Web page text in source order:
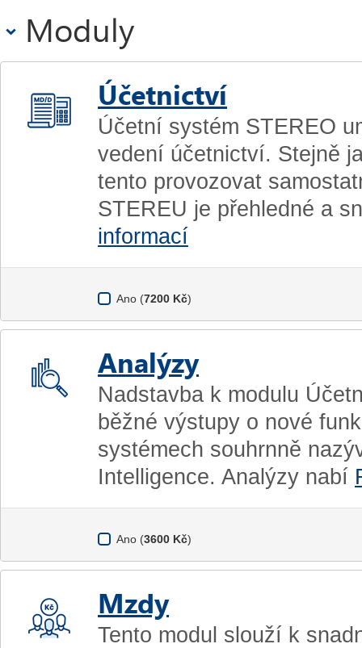
Moduly
Účetnictví
Účetní systém STEREO
vedení účetnictví. Stejně
tento provozovat
STEREU je přehledné a
informací
Ano (7200 Kč)
Analýzy
Nadstavba k modulu
běžné výstupy o nové
systémech souhrnně
Intelligence. Analýzy nabí
Ano (3600 Kč)
Mzdy
Tento modul slouží k